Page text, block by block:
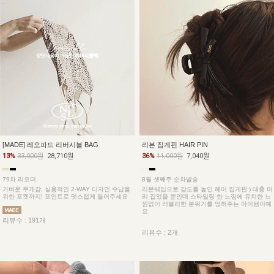
[MADE] 레오파드 리버시블 BAG
13% 33,000원 28,710원
79차 리오더
가벼운 무게감, 실용적인 2-WAY 디자인 수납을
위한 포켓까지! 포인트로 멋스럽게 들어주세요
리뷰수 : 191개
리본 집게핀 HAIR PIN
36% 11,000원 7,040원
8월 셋째주 순차발송
리본쉐입으로 감도를 높인 헤어 집게핀:) 대충 머
리 집었을 뿐인데 스타일링 한 느낌에 유치한 느
낌없이 러블리한 분위기를 얹혀주는 아이템이예
요
리뷰수 : 2개